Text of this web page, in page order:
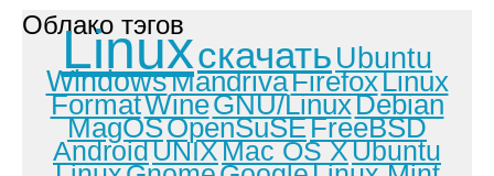
Облако тэгов
Linuxскачать Ubuntu
WindowsMandrivaFirefoxLinux
FormatWineGNU/LinuxDebian
MagOSOpenSuSEFreeBSD
AndroidUNIXMac OS XUbuntu